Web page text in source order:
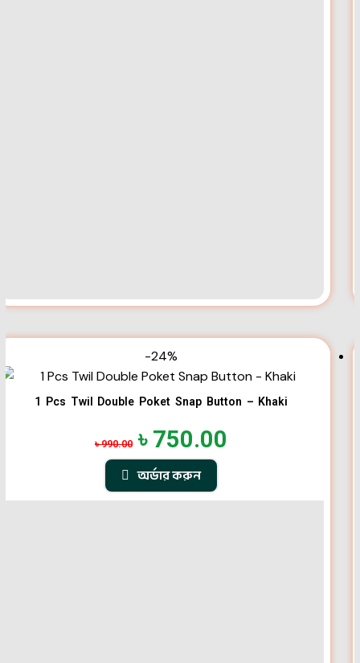
-24%
1 Pcs Twil Double Poket Snap Button – Khaki
৳990.00 ৳ 750.00
অর্ডার করুন